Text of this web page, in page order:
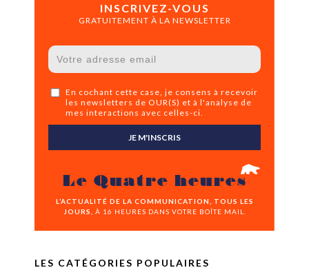
INSCRIVEZ-VOUS
GRATUITEMENT À LA NEWSLETTER
En cochant cette case, je consens à recevoir
les newsletters de OUR(S) et à l'analyse de
mes interactions avec celles-ci.
JE M'INSCRIS
Le Quatre heures
L’ACTUALITÉ DE LA COMMUNICATION, TOUS LES
JOURS,
À 16 HEURES DANS VOTRE BOÎTE MAIL.
LES CATÉGORIES POPULAIRES